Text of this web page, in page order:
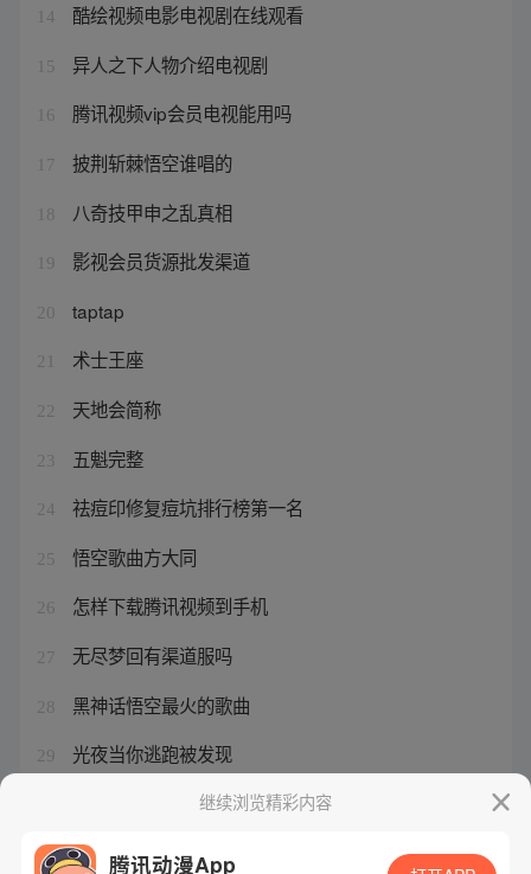
14 酷绘视频电影电视剧在线观看
15 异人之下人物介绍电视剧
16 腾讯视频vip会员电视能用吗
17 披荆斩棘悟空谁唱的
18 八奇技甲申之乱真相
19 影视会员货源批发渠道
20 taptap
21 术士王座
22 天地会简称
23 五魁完整
24 祛痘印修复痘坑排行榜第一名
25 悟空歌曲方大同
26 怎样下载腾讯视频到手机
27 无尽梦回有渠道服吗
28 黑神话悟空最火的歌曲
29 光夜当你逃跑被发现
继续浏览精彩内容
腾讯动漫App